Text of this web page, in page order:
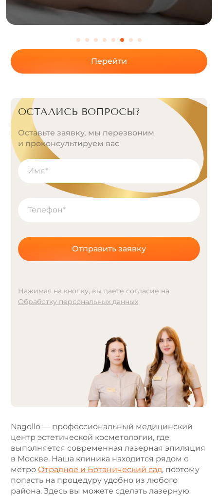
Перейти
ОСТАЛИСЬ ВОПРОСЫ?
Оставьте заявку, мы перезвоним
и проконсультируем вас
Отправить заявку
Нажимая на кнопку, вы даете согласие на
Обработку персональных данных
:
Nagollo — профессиональный медицинский
центр эстетической косметологии, где
выполняется современная лазерная эпиляция
в Москве. Наша клиника находится рядом с
метро Отрадное и Ботанический сад, поэтому
попасть на процедуру удобно из любого
района. Здесь вы можете сделать лазерную